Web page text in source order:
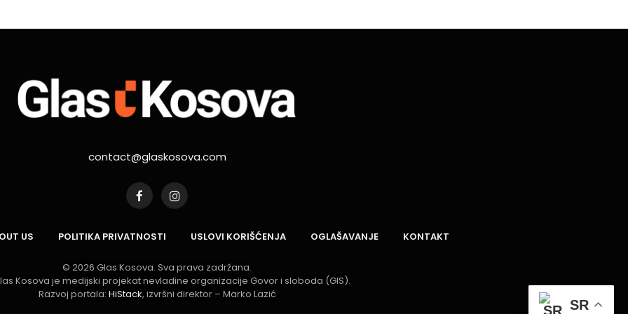
contact@glaskosova.com
FacebookInstagram
US POLITIKA PRIVATNOSTI USLOVI KORIŠĆENJA OGLAŠAVANJE KONTAKT
© 2026 Glas Kosova. Sva prava zadržana.
Kosova je medijski projekat nevladine organizacije Govor i sloboda (GIS).
Razvoj portala: HiStack, izvršni direktor – Marko Lazić
SR